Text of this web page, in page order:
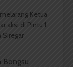
Ketua
aksi di Pintu 1,
Siregar
Bongsu